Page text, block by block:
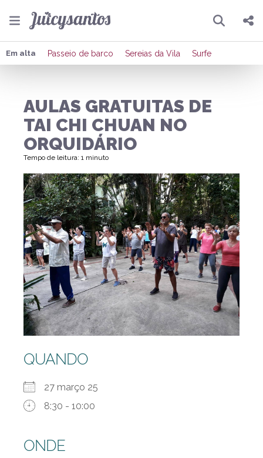
Pesquisar
Compartilhar
Enviar por Whatsapp
Em alta Passeio de barco Sereias da Vila Surfe
AULAS GRATUITAS DE
TAI CHI CHUAN NO
ORQUIDÁRIO
Tempo de leitura: 1 minuto
QUANDO
27 março 25
8:30 - 10:00
ONDE